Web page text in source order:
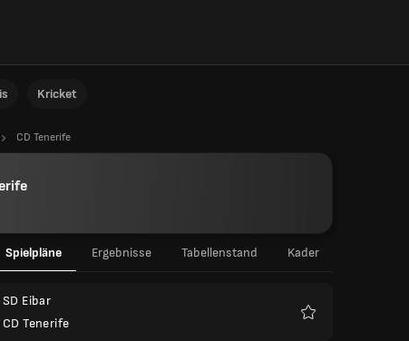
Kricket
CD Tenerife
Spielpläne Ergebnisse Tabellenstand Kader
SD Eibar
CD Tenerife